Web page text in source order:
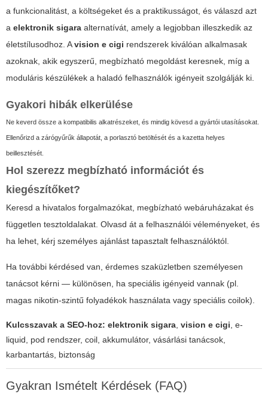
a funkcionalitást, a költségeket és a praktikusságot, és válaszd azt
a elektronik sigara alternatívát, amely a legjobban illeszkedik az
életstílusodhoz. Avision e cigi rendszerek kiválóan alkalmasak
azoknak, akik egyszerű, megbízható megoldást keresnek, míg a
moduláris készülékek a haladó felhasználók igényeit szolgálják ki.
Gyakori hibák elkerülése
Ne keverd össze a kompatibilis alkatrészeket, és mindig kövesd a gyártói utasításokat.
Ellenőrizd a zárógyűrűk állapotát, a porlasztó betöltését és a kazetta helyes
beillesztését.
Hol szerezz megbízható információt és
kiegészítőket?
Keresd a hivatalos forgalmazókat, megbízható webáruházakat és
független tesztoldalakat. Olvasd át a felhasználói véleményeket, és
ha lehet, kérj személyes ajánlást tapasztalt felhasználóktól.
Ha további kérdésed van, érdemes szaküzletben személyesen
tanácsot kérni — különösen, ha speciális igényeid vannak (pl.
magas nikotin-szintű folyadékok használata vagy speciális coilok).
Kulcsszavak a SEO-hoz: elektronik sigara, vision e cigi, e-
liquid, pod rendszer, coil, akkumulátor, vásárlási tanácsok,
karbantartás, biztonság
Gyakran Ismételt Kérdések (FAQ)